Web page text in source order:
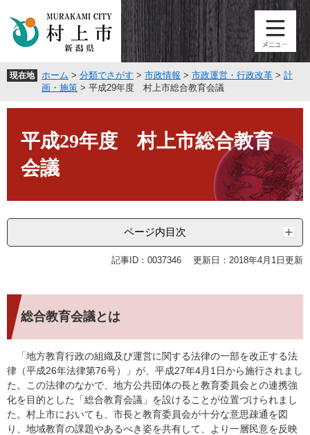
頭
す
飛
し
現在地 ホーム > 分類でさがす > 市政情報 > 市政運営・行政改革 > 計
画・施策 > 平成29年度 村上市総合教育会議
平成29年度 村上市総合教育
会議
ページ内目次
記事ID：0037346 更新日：2018年4月1日更新
総合教育会議とは
「地方教育行政の組織及び運営に関する法律の一部を改正する法
律（平成26年法律第76号）」が、平成27年4月1日から施行されまし
た。この法律のなかで、地方公共団体の長と教育委員会との連携強
化を目的とした「総合教育会議」を設けることが位置づけられまし
た。村上市においても、市長と教育委員会が十分な意思疎通を図
り、地域教育の課題やあるべき姿を共有して、より一層民意を反映